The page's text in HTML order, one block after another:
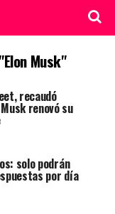
Musk"
recaudó
renovó su
solo podrán
por día